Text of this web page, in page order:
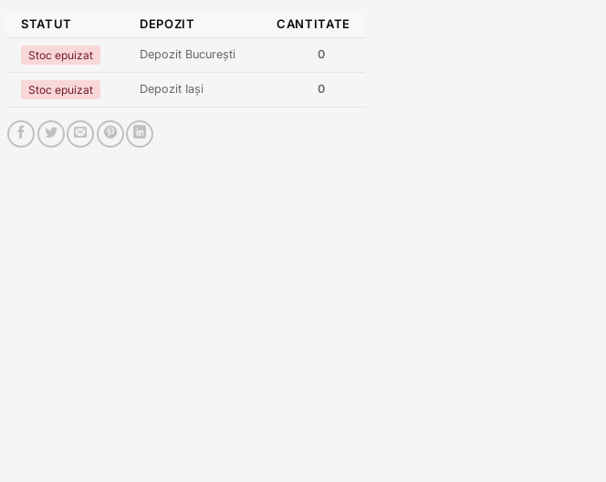
STATUT DEPOZIT CANTITATE
Stoc epuizat Depozit București 0
Stoc epuizat Depozit Iași 0